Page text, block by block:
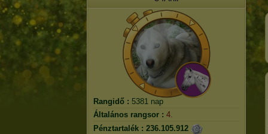
Rangidő : 5381 nap
Általános rangsor : 4.
Pénztartalék : 236.105.912